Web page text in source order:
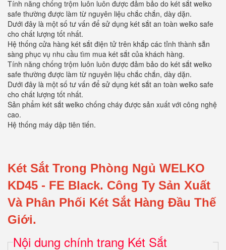
Tính năng chống trộm luôn luôn được đảm bảo do két sắt welko
safe thường được làm từ nguyên liệu chắc chắn, dày dặn.
Dưới đây là một số tư vấn để sử dụng két sắt an toàn welko safe
cho chất lượng tốt nhất.
Hệ thống cửa hàng két sắt điện tử trên khắp các tỉnh thành sẵn
sàng phục vụ nhu cầu tìm mua két sắt của khách hàng.
Tính năng chống trộm luôn luôn được đảm bảo do két sắt welko
safe thường được làm từ nguyên liệu chắc chắn, dày dặn.
Dưới đây là một số tư vấn để sử dụng két sắt an toàn welko safe
cho chất lượng tốt nhất.
Sản phẩm két sắt welko chống cháy được sản xuất với công nghệ
cao.
Hệ thống máy dập tiên tiến.
Két Sắt Trong Phòng Ngủ WELKO
KD45 - FE Black. Công Ty Sản Xuất
Và Phân Phối Két Sắt Hàng Đầu Thế
Giới.
Nội dung chính trang Két Sắt